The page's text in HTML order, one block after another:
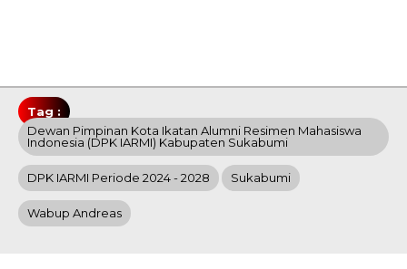
Tag :
Dewan Pimpinan Kota Ikatan Alumni Resimen Mahasiswa
Indonesia (DPK IARMI) Kabupaten Sukabumi
DPK IARMI Periode 2024 - 2028 Sukabumi
Wabup Andreas